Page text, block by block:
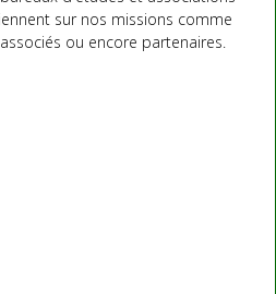
sur nos missions comme
ou encore partenaires.